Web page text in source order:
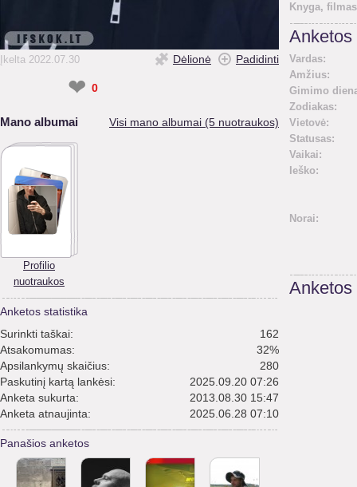
Įkelta 2022.07.30 Dėlionė Padidinti
❤ 0
Mano albumai Visi mano albumai (5 nuotraukos)
Profilio
nuotraukos
Anketos statistika
Surinkti taškai:
162
Atsakomumas:
32%
Apsilankymų skaičius:
280
Paskutinį kartą lankėsi:
2025.09.20 07:26
Anketa sukurta:
2013.08.30 15:47
Anketa atnaujinta:
2025.06.28 07:10
Panašios anketos
Knyga,
Anketos
Vardas:
Amžius:
Gimimo
Zodiakas:
Vietovė:
Statusas:
Vaikai:
Ieško:
Norai:
Anketos